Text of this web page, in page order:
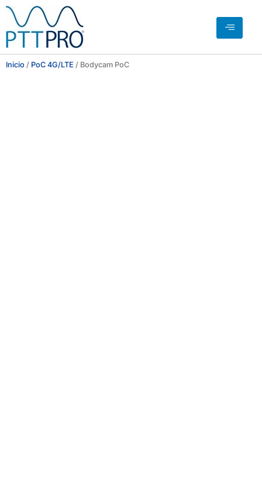
Inicio / PoC 4G/LTE / Bodycam PoC